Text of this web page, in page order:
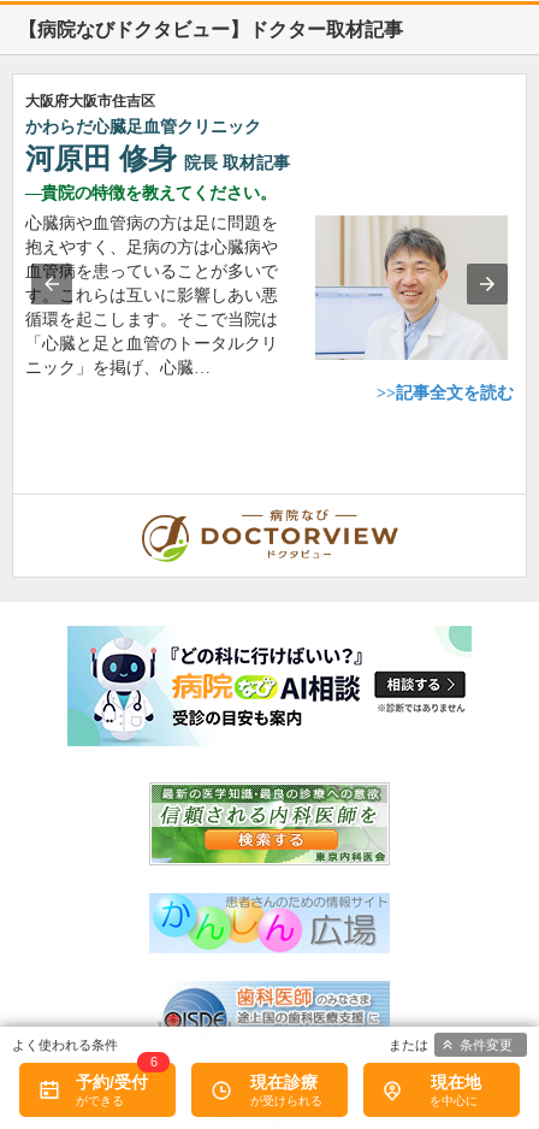
【病院なびドクタビュー】ドクター取材記事
大阪府大阪市住吉区
かわらだ心臓足血管クリニック
河原田 修身 院長 取材記事
貴院の特徴を教えてください。
心臓病や血管病の方は足に問題を
抱えやすく、足病の方は心臓病や
血管病を患っていることが多いで
す。これらは互いに影響しあい悪
循環を起こします。そこで当院は
「心臓と足と血管のトータルクリ
ニック」を掲げ、心臓…
>>記事全文を読む
予約/受付
6
現在診療 現在地
条件変更